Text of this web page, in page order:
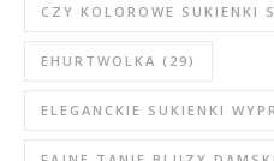
CZY KOLOROWE SUKIENKI
EHURTWOLKA (29)
ELEGANCKIE SUKIENKI